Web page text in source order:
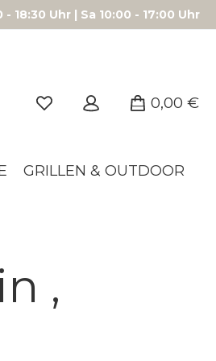
18:30 Uhr | Sa 10:00 - 17:00 Uhr
0,00 €
GRILLEN & OUTDOOR
,